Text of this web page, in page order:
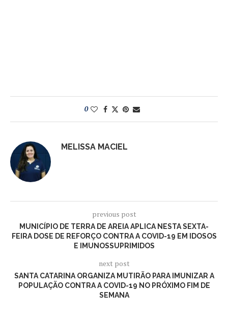
0
MELISSA MACIEL
previous post
MUNICÍPIO DE TERRA DE AREIA APLICA NESTA SEXTA-
FEIRA DOSE DE REFORÇO CONTRA A COVID-19 EM IDOSOS
E IMUNOSSUPRIMIDOS
next post
SANTA CATARINA ORGANIZA MUTIRÃO PARA IMUNIZAR A
POPULAÇÃO CONTRA A COVID-19 NO PRÓXIMO FIM DE
SEMANA